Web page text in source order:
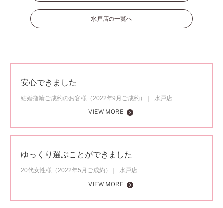
水戸店の一覧へ
安心できました
結婚指輪ご成約のお客様（2022年9月ご成約）
水戸店
VIEW MORE
ゆっくり選ぶことができました
20代女性様（2022年5月ご成約）
水戸店
VIEW MORE